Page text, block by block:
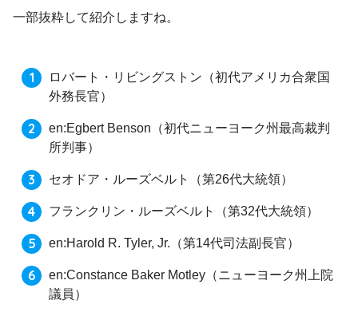
一部抜粋して紹介しますね。
ロバート・リビングストン（初代アメリカ合衆国
外務長官）
en:Egbert Benson（初代ニューヨーク州最高裁判
所判事）
セオドア・ルーズベルト（第26代大統領）
フランクリン・ルーズベルト（第32代大統領）
en:Harold R. Tyler, Jr.（第14代司法副長官）
en:Constance Baker Motley（ニューヨーク州上院
議員）